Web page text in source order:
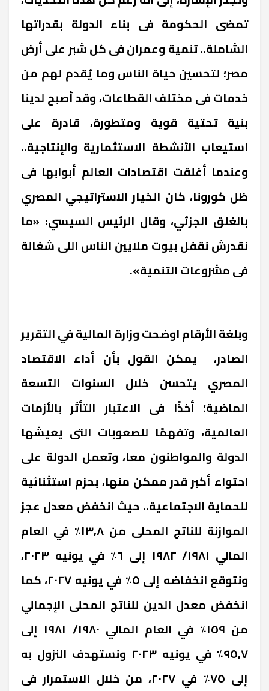
تمضى الحكومة فى بناء الدولة بقدراتها
الشاملة.. تنمية وعمران فى كل شبر على أرض
مصر؛ لتحسين حياة الناس وما يُقدم لهم من
خدمات فى مختلف القطاعات، وقد أصبح لدينا
بنية تحتية قوية ومتطورة، قادرة على
استيعاب الأنشطة الاستثمارية والإنتاجية..
وعندما أغلقت اقتصادات العالم أبوابها فى
ظل كورونا، كان الخيار الاستراتيجي المصري
بالغلق الجزئي، وقال الرئيس السيسي: «ما
نقدرش نقفل بيوت ملايين الناس اللى شغالة
فى مشروعات التنمية».
وبلغة الأرقام اوضحت وزارة المالية في التقرير
الصادر، يمكن القول بأن أداء الاقتصاد
المصري يتحسن خلال السنوات التسعة
الماضية؛ أخذًا فى الاعتبار التأثر بالأزمات
العالمية، وتفهمًا للصعوبات التى يعيشها
الدولة والمواطنون معًا، وتعمل الدولة على
احتواء أكبر قدر ممكن منها، بحزم استثنائية
للحماية الاجتماعية.. حيث انخفض معدل عجز
الموازنة للناتج المحلى من ١٣,٨٪ في العام
المالي ١٩٨١/ ١٩٨٢ إلى ٦٪ في يونيه ٢٠٢٣،
ونتوقع انخفاضه إلى ٥٪ في يونيه ٢٠٢٧، كما
انخفض معدل الدين للناتج المحلى الإجمالي
من ١٥٩٪ في العام المالي ١٩٨٠/ ١٩٨١ إلى
٩٥,٧٪ في يونيه ٢٠٢٣ ونستهدف النزول به
إلى ٧٥٪ في ٢٠٢٧، من خلال الاستمرار فى